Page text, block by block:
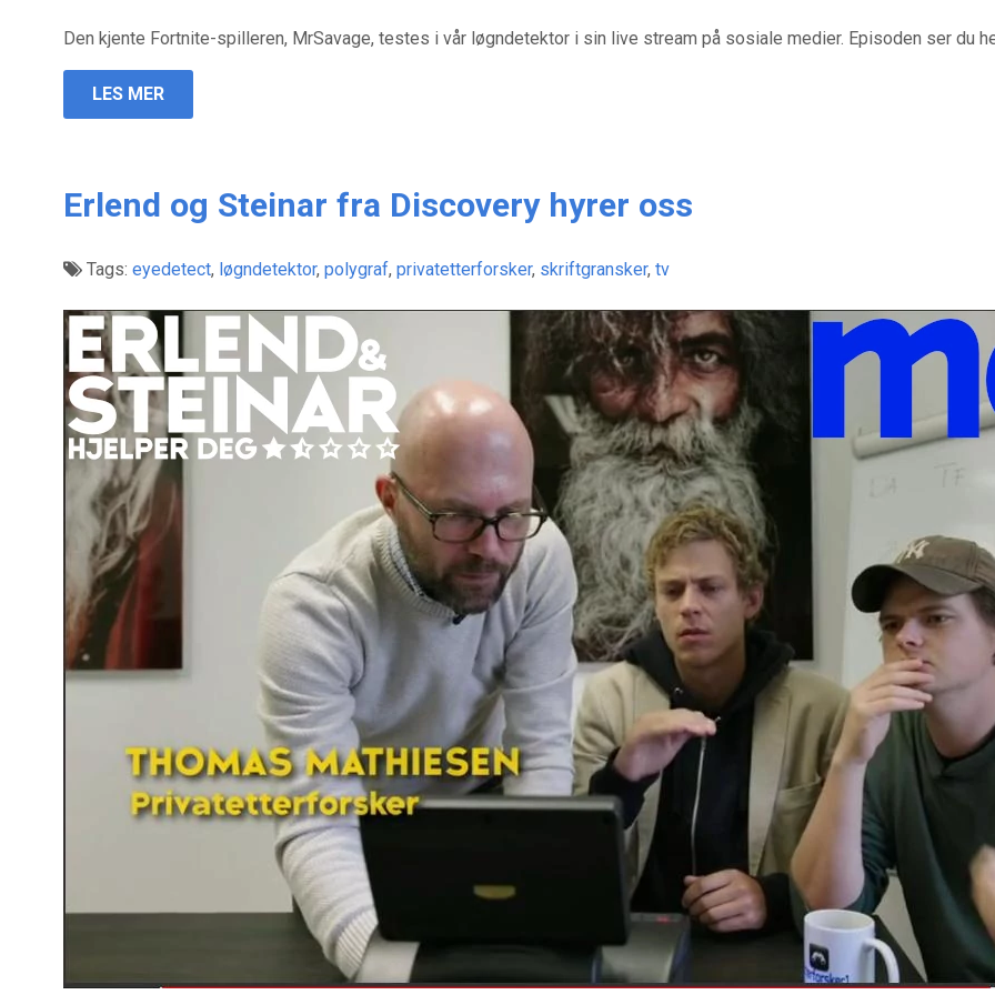
Den kjente Fortnite-spilleren, MrSavage, testes i vår løgndetektor i sin live stream på sosiale medier. Episoden ser du
LES MER
Erlend og Steinar fra Discovery hyrer oss
Tags: eyedetect, løgndetektor, polygraf, privatetterforsker, skriftgransker, tv